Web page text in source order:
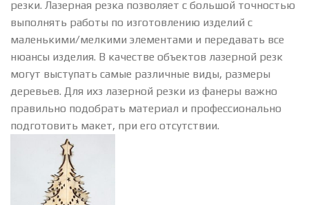
резки. Лазерная резка позволяет с большой точностью
выполнять работы по изготовлению изделий с
маленькими/мелкими элементами и передавать все
нюансы изделия. В качестве объектов лазерной резк
могут выступать самые различные виды, размеры
деревьев. Для ихз лазерной резки из фанеры важно
правильно подобрать материал и профессионально
подготовить макет, при его отсутствии.